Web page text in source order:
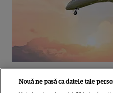
Unul dintre cele
Nouă ne pasă ca datele tale